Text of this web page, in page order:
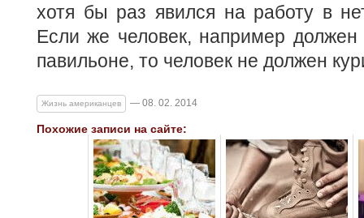
хотя бы раз явился на работу в
Если же человек, например
павильоне, то человек не должен
Жизнь американцев — 08. 02. 2014
Похожие записи на сайте: